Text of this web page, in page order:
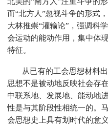
而“北方人”忽视斗争的形式
大林推崇“灌输论”，强调科
会运动的能动作用，集中体
特征。
从已有的工会思想材料
思想不是被动地反映社会存
中联系地、发展地、能动地
性是与其阶段性相统一的。
会思想史上具有划时代的意